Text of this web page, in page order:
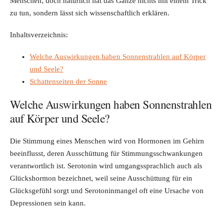
zu tun, sondern lässt sich wissenschaftlich erklären.
Inhaltsverzeichnis:
Welche Auswirkungen haben Sonnenstrahlen auf Körper
und Seele?
Schattenseiten der Sonne
Welche Auswirkungen haben Sonnenstrahlen
auf Körper und Seele?
Die Stimmung eines Menschen wird von Hormonen im Gehirn
beeinflusst, deren Ausschüttung für Stimmungsschwankungen
verantwortlich ist. Serotonin wird umgangssprachlich auch als
Glückshormon bezeichnet, weil seine Ausschüttung für ein
Glücksgefühl sorgt und Serotoninmangel oft eine Ursache von
Depressionen sein kann.